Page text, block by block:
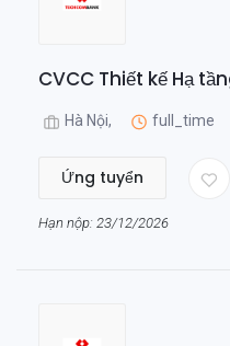
CVCC Thiết kế Hạ
Hà Nội, full_time
Ứng tuyển
Hạn nộp: 23/12/2026